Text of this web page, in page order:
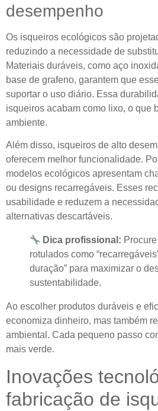
desempenho
Os isqueiros ecológicos são
reduzindo a necessidade de
Materiais duráveis, como aço
base de grafeno, garantem que
suportar o uso diário. Essa
isqueiros acabam como lixo, o que
ambiente.
Além disso, isqueiros de alto
oferecem melhor funcionalidade.
modelos ecológicos apresentam
ou designs recarregáveis. Esses
usabilidade e reduzem a
alternativas descartáveis.
Dica profissional:
rotulados como
duração” para maximizar o
sustentabilidade.
Ao escolher produtos duráveis ​​e
economiza dinheiro, mas também
ambiental. Cada pequeno passo
mais verde.
Inovações
fabricação de